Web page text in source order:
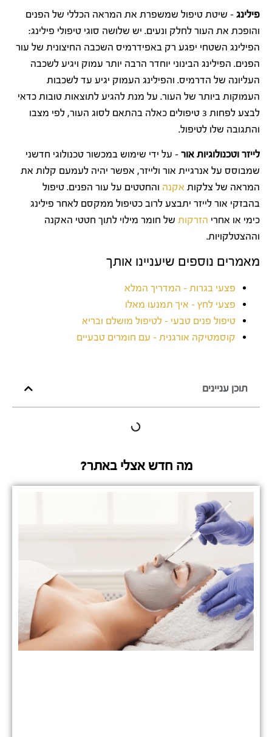
פילינג – שיטת טיפול שמשפרת את המראה הכללי של הפנים
והופכת את העור לחלק ונעים. יש שלושה סוגי טיפולי פילינג:
הפילינג השטחי יפגע רק באפידרמיס השכבה החיצונית של עור
הפנים. הפילינג הבינוני יוחדר הרבה יותר עמוק ויגיע לשכבה
העליונה של הדרמיס. והפילינג העמוק יגיע עד לשכבות
העמוקות ביותר של העור. על מנת להגיע לתוצאות טובות כדאי
לבצע לפחות 3 טיפולים כאלה בהתאם לסוג העור, לפי מצבו
והתגובה שלו לטיפול.
לייזר וטכנולוגיות אור – על ידי שימוש במכשור טכנולוגי חדשני
שמבוסס על אנרגיית אור ולייזר, אפשר יהיה לעמעם קלות את
המראה של צלקות אקנה והחטטים על עור הפנים. טיפול
בהבזקי אור לייזר יתבצע לרוב כטיפול ממקסם לאחר פילינג
כימי או אחרי הזרקות של חומר מילוי לתוך חטטי האקנה
וההצטלקויות.
מאמרים נוספים שיעניינו אותך
פצעי בגרות – המדריך המלא
פצעי לחץ – איך תמנעו מאלו
טיפול פנים טבעי – לטיפול מושלם ובריא
קוסמטיקה אורגנית – עם חומרים טבעיים
תוכן עניינים
מה חדש אצלי באתר?